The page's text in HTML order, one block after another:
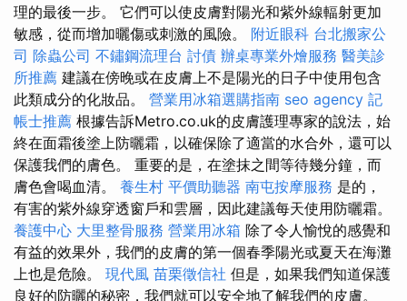
理的最後一步。 它們可以使皮膚對陽光和紫外線輻射更加
敏感，從而增加曬傷或刺激的風險。 附近眼科 台北搬家公
司 除蟲公司 不鏽鋼流理台 討債 辦桌專業外燴服務 醫美診
所推薦 建議在傍晚或在皮膚上不是陽光的日子中使用包含
此類成分的化妝品。 營業用冰箱選購指南 seo agency 記
帳士推薦 根據告訴Metro.co.uk的皮膚護理專家的說法，始
終在面霜後塗上防曬霜，以確保除了適當的水合外，還可以
保護我們的膚色。 重要的是，在塗抹之間等待幾分鐘，而
膚色會喝血清。 養生村 平價助聽器 南屯按摩服務 是的，
有害的紫外線穿透窗戶和雲層，因此建議每天使用防曬霜。
養護中心 大里整骨服務 營業用冰箱 除了令人愉悅的感覺和
有益的效果外，我們的皮膚的第一個春季陽光或夏天在海灘
上也是危險。 現代風 苗栗徵信社 但是，如果我們知道保護
良好的防曬的秘密，我們就可以安全地了解我們的皮膚。